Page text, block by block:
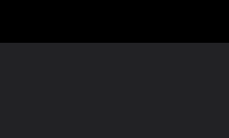
впитать